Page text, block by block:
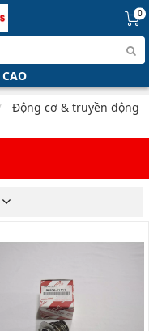
0
Động cơ & truyền động